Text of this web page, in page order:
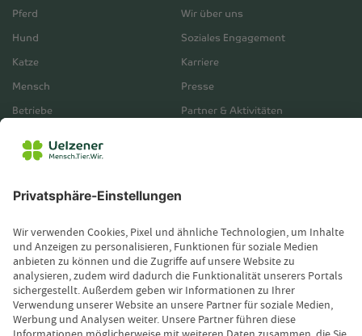
Pferd
Hund
Katze
Mensch
Betriebe
Wir über uns
Soziales Engagement
Karriere
Presse
Partner & Aktivitäten
Service
Kontakt
Leistungsfall melden
Produktinformationen anfordern
Wissenswertes
Magazin
Newsletter-Anmeldung